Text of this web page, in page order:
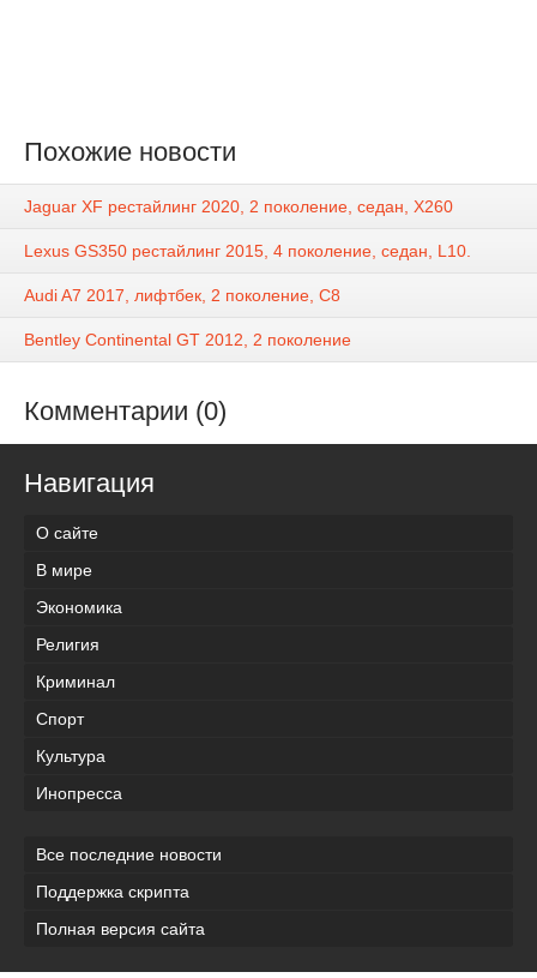
Похожие новости
Jaguar XF рестайлинг 2020, 2 поколение, седан, X260
Lexus GS350 рестайлинг 2015, 4 поколение, седан, L10.
Audi A7 2017, лифтбек, 2 поколение, C8
Bentley Continental GT 2012, 2 поколение
Комментарии (0)
Навигация
О сайте
В мире
Экономика
Религия
Криминал
Спорт
Культура
Инопресса
Все последние новости
Поддержка скрипта
Полная версия сайта